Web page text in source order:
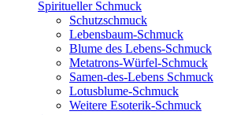
Spiritueller Schmuck
Schutzschmuck
Lebensbaum-Schmuck
Blume des Lebens-Schmuck
Metatrons-Würfel-Schmuck
Samen-des-Lebens Schmuck
Lotusblume-Schmuck
Weitere Esoterik-Schmuck